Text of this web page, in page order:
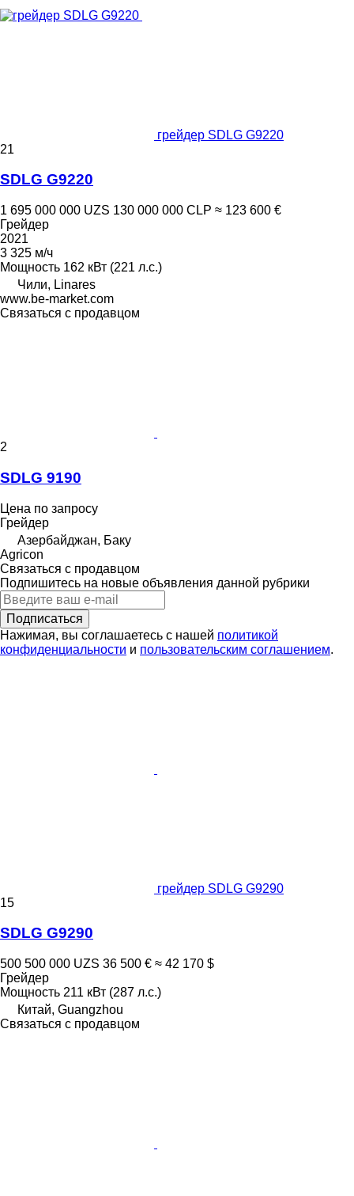
грейдер SDLG G9220
21
SDLG G9220
1 695 000 000 UZS 130 000 000 CLP ≈ 123 600 €
Грейдер
2021
3 325 м/ч
Мощность 162 кВт (221 л.с.)
Чили, Linares
www.be-market.com
Связаться с продавцом
2
SDLG 9190
Цена по запросу
Грейдер
Азербайджан, Баку
Agricon
Связаться с продавцом
Подпишитесь на новые объявления данной рубрики
Подписаться
Нажимая, вы соглашаетесь с нашей политикой
конфиденциальности и пользовательским соглашением.
грейдер SDLG G9290
15
SDLG G9290
500 500 000 UZS 36 500 € ≈ 42 170 $
Грейдер
Мощность 211 кВт (287 л.с.)
Китай, Guangzhou
Связаться с продавцом